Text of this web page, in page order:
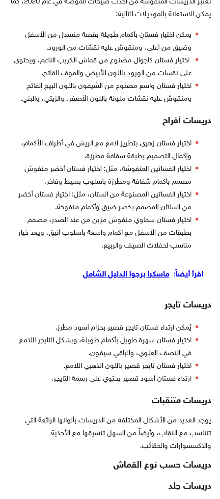
يمكن الاستعانة بالموديلات التالية:
يمكن اختيار فستان بأكمام طويلة بقصة منسدل من الأسفل
وضيق من أعلى، ومنقوش عليه نقشات من الورود.
اختيار فستان كاجوال مصنوع من قماش الكريب الناعم، ويحتوي
على نقشات من الورود باللون الأبيض والموف الفاتح.
اختيار فستان واسع مصنوع من الشيفون باللون البيج الفاتح
ومنقوش عليه نقشات ملونة باللون الأصفر، والزيتي، والبني.
دريسات أفراح
اختيار فستان زهري بتطريز لامع مع الريش في أطراف الأكمام،
وإكمال التصميم بطبقة شفافة مطرزة.
اختيار الفساتين المنفوشة، مثل: اختيار فستان أخضر منفوش
مصمم بأكمام شفافة ومطرزة بأسلوب بسيط وفاخر.
اختيار الفساتين المصنوعة من الستان، مثل: اختيار فستان أخضر
من الساتان المصمم بخصر ضيق وأكمام منفوخة.
اختيار فستان سماوي منفوش مزين من عند الصدر، مصمم
بطبقات من الأسفل مع أكمام واسعة بأسلوب أنيق، ويعد خيار
مناسب لحفلات الصيف والربيع.
اقرأ أيضاً: ماسكرا برجوا الدليل الشامل
دريسات تايجر
يُمكن ارتداء فستان تايجر قصير بحزام أسود مطرز.
اختيار فستان سهرة طويل بأكمام طويلة، وبشكل التايجر اللامع
في النصف العلوي، والباقي شيفون.
اختيار فستان تايجر قصير باللون الذهبي اللامع.
ارتداء فستان أسود قصير يحتوي على رسمة التايجر.
دريسات متنقبات
يوجد العديد من الأشكال المختلفة من الدريسات بألوانها الرائعة التي
تتناسب مع النقاب، وأيضاً من السهل تنسيقها مع الأحذية
والاكسسوارات والحقائب.
دريسات حسب نوع القماش
دريسات جلد